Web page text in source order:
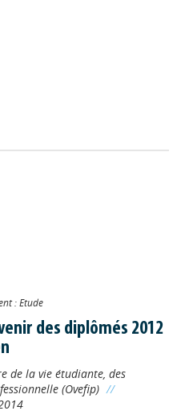
: Etude
des diplômés 2012
de la vie étudiante, des
(Ovefip) //